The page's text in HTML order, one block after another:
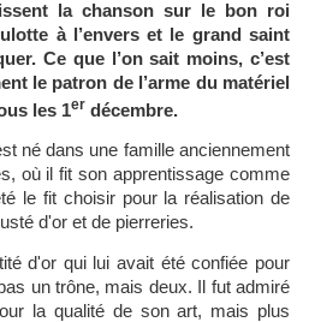
la chanson sur le bon roi
à l’envers et le grand saint
Ce que l’on sait moins, c’est
le patron de l’arme du matériel
les 1er décembre.
né dans une famille anciennement
où il fit son apprentissage comme
le fit choisir pour la réalisation de
d'or et de pierreries.
d'or qui lui avait été confiée pour
un trône, mais deux. Il fut admiré
la qualité de son art, mais plus